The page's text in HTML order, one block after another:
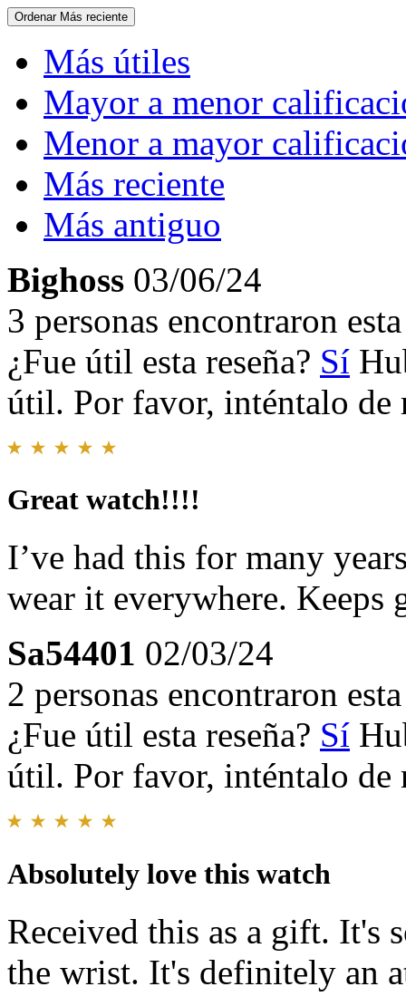
Ordenar Más reciente
Más útiles
Mayor a menor
Menor a mayor
Más reciente
Más antiguo
Bighoss 03/06/24
3 personas encontraron
¿Fue útil esta reseña? Sí
útil. Por favor, inténtalo de
Great watch!!!!
I’ve had this for many
wear it everywhere. Keeps
Sa54401 02/03/24
2 personas encontraron
¿Fue útil esta reseña? Sí
útil. Por favor, inténtalo de
Absolutely love this watch
Received this as a gift. It's
the wrist. It's definitely an